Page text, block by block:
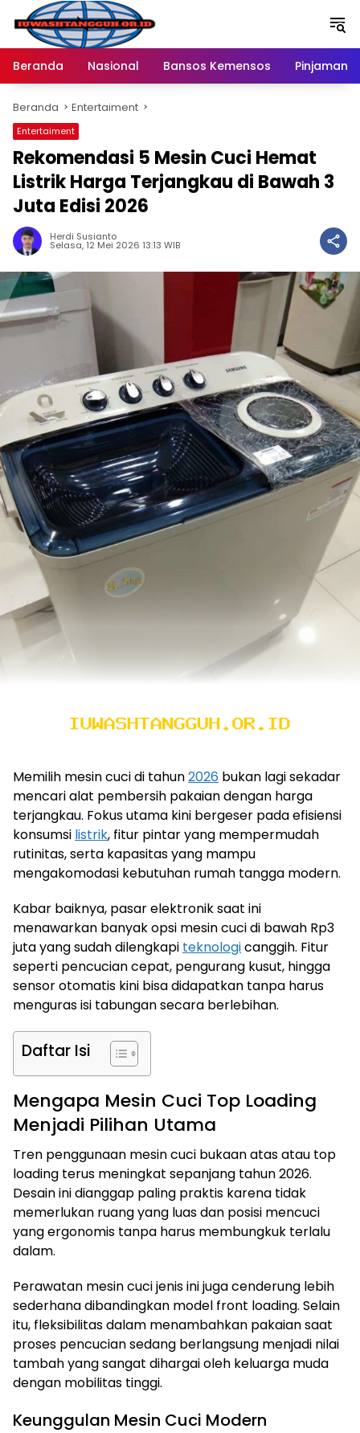
Langsung
konten
Beranda
Nasional Bansos Kemensos Pinjaman
Beranda Entertaiment
Entertaiment
Rekomendasi 5 Mesin Cuci Hemat
Listrik Harga Terjangkau di Bawah 3
Juta Edisi 2026
Herdi Susianto
Selasa, 12 Mei 2026 13:13 WIB
Memilih mesin cuci di tahun2026 bukan lagi sekadar
mencari alat pembersih pakaian dengan harga
terjangkau. Fokus utama kini bergeser pada efisiensi
konsumsi listrik, fitur pintar yang mempermudah
rutinitas, serta kapasitas yang mampu
mengakomodasi kebutuhan rumah tangga modern.
Kabar baiknya, pasar elektronik saat ini
menawarkan banyak opsi mesin cuci di bawah Rp3
juta yang sudah dilengkapi teknologicanggih. Fitur
seperti pencucian cepat, pengurang kusut, hingga
sensor otomatis kini bisa didapatkan tanpa harus
menguras isi tabungan secara berlebihan.
Daftar Isi
Mengapa Mesin Cuci Top Loading
Menjadi Pilihan Utama
Tren penggunaan mesin cuci bukaan atas atau top
loading terus meningkat sepanjang tahun 2026.
Desain ini dianggap paling praktis karena tidak
memerlukan ruang yang luas dan posisi mencuci
yang ergonomis tanpa harus membungkuk terlalu
dalam.
Perawatan mesin cuci jenis ini juga cenderung lebih
sederhana dibandingkan model front loading. Selain
itu, fleksibilitas dalam menambahkan pakaian saat
proses pencucian sedang berlangsung menjadi nilai
tambah yang sangat dihargai oleh keluarga muda
dengan mobilitas tinggi.
Keunggulan Mesin Cuci Modern